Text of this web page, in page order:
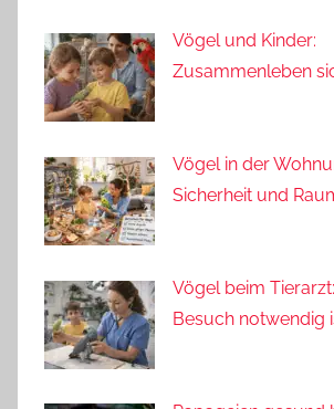
Vögel und Kinder:
Zusammenleben
Vögel in der
Sicherheit und
Vögel beim
Besuch notwendig